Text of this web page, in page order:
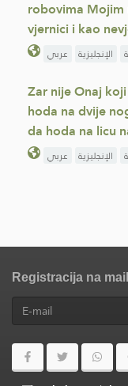
robovima Mojim
vjernici i kao
عربي الإنجليزية
Zar nije Onaj
hoda na dvije
da hoda na licu
عربي الإنجليزية
Registracija na